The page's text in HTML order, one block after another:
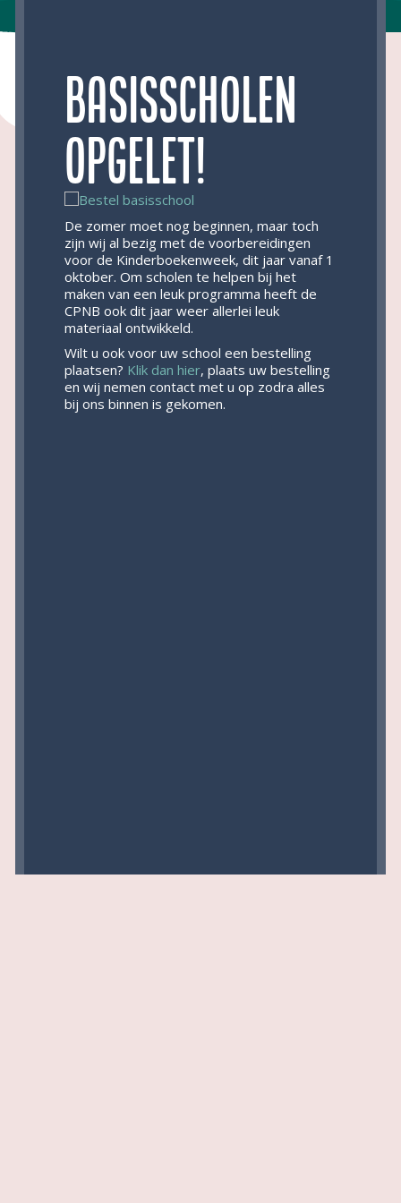
Basisscholen
opgelet!
De zomer moet nog beginnen, maar toch
zijn wij al bezig met de voorbereidingen
voor de Kinderboekenweek, dit jaar vanaf 1
oktober. Om scholen te helpen bij het
maken van een leuk programma heeft de
CPNB ook dit jaar weer allerlei leuk
materiaal ontwikkeld.
Wilt u ook voor uw school een bestelling
plaatsen? Klik dan hier, plaats uw bestelling
en wij nemen contact met u op zodra alles
bij ons binnen is gekomen.